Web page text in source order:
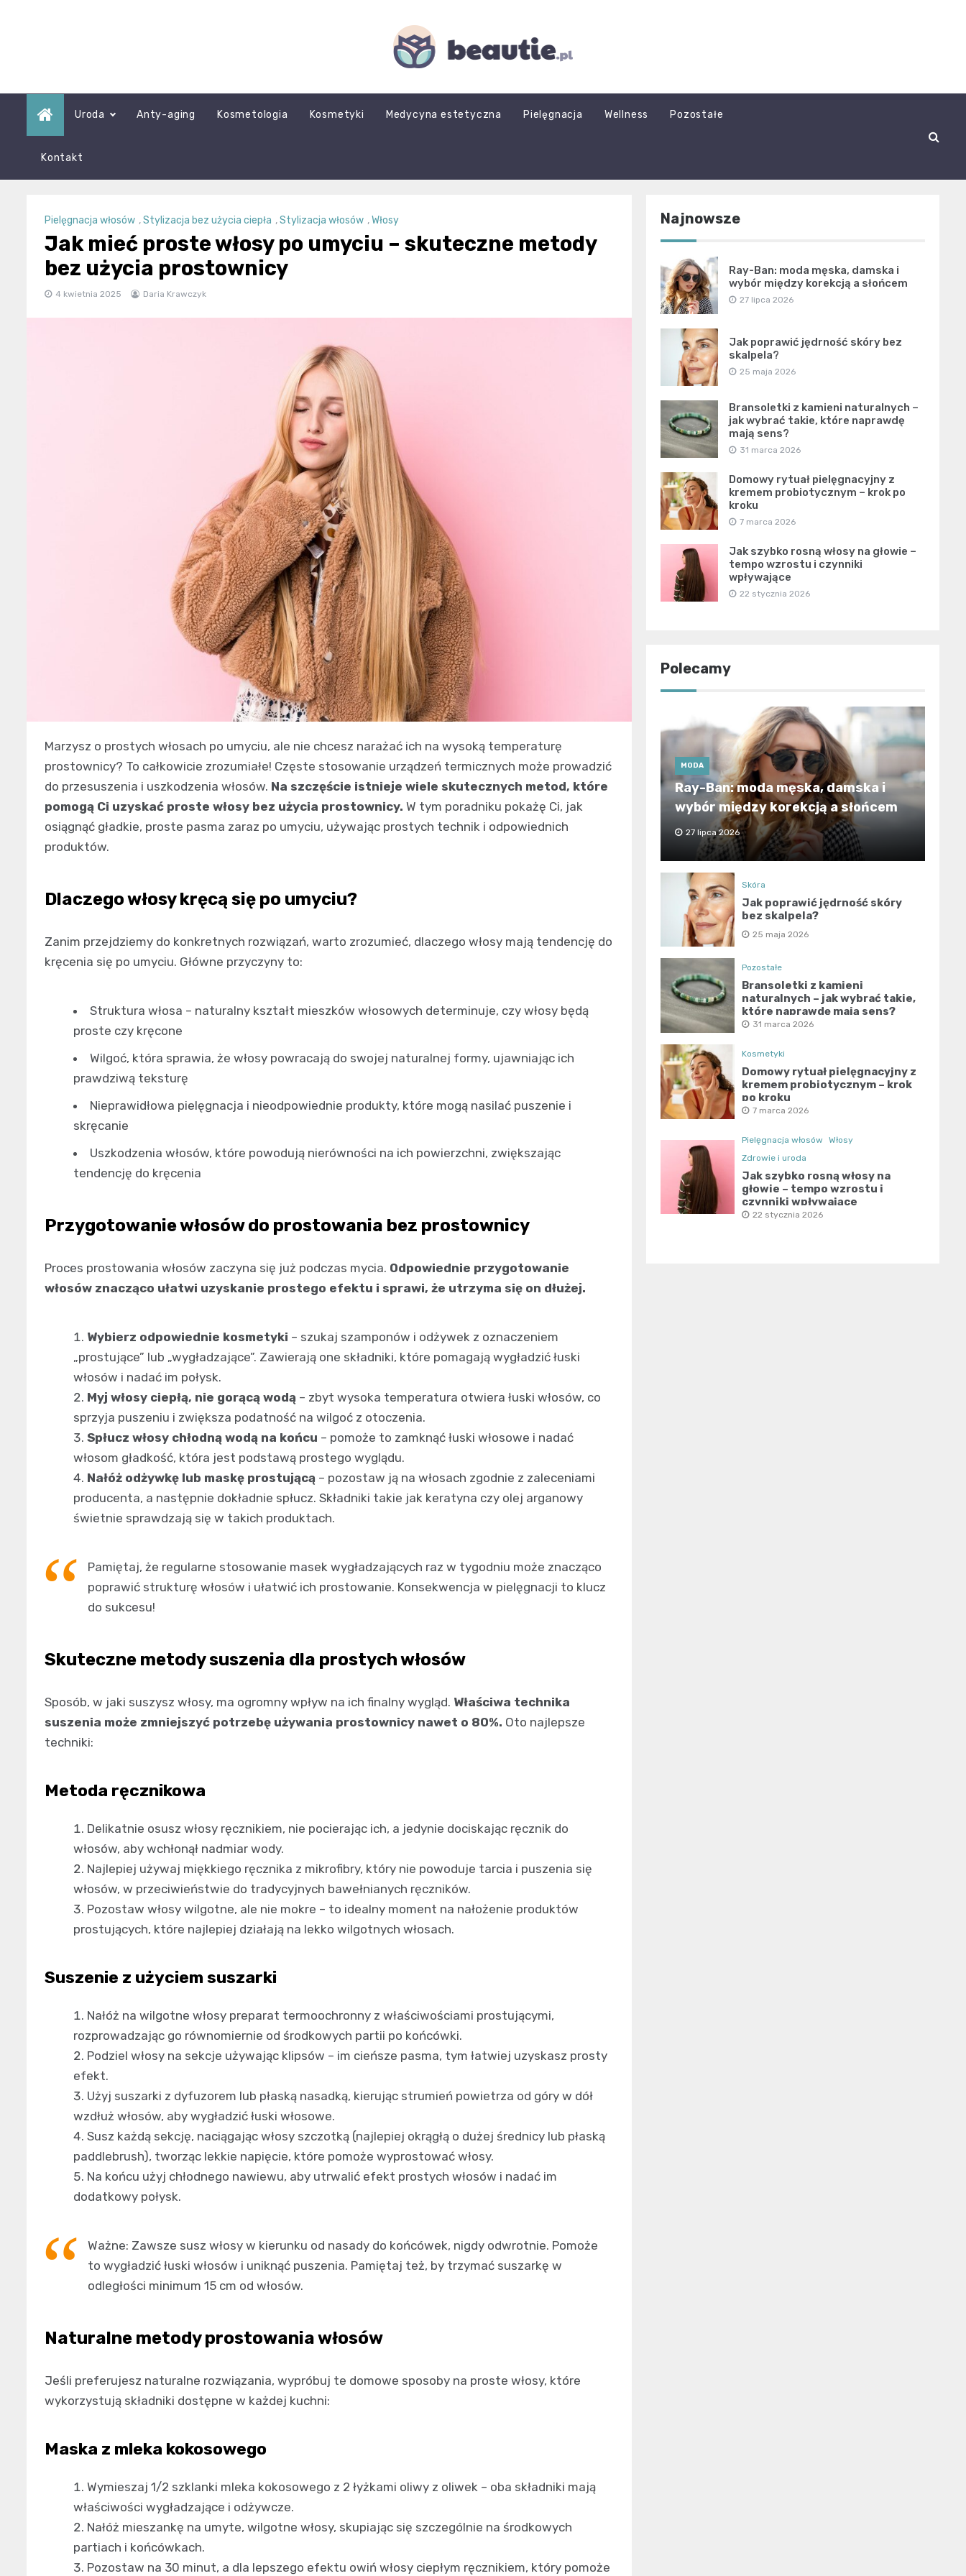
beautie.pl
Uroda Anty-aging Kosmetologia Kosmetyki Medycyna estetyczna Pielęgnacja Wellness Pozostałe
Kontakt
Pielęgnacja włosów ,Stylizacja bez użycia ciepła ,Stylizacja włosów ,Włosy
Jak mieć proste włosy po umyciu – skuteczne metody
bez użycia prostownicy
4 kwietnia 2025 Daria Krawczyk
Marzysz o prostych włosach po umyciu, ale nie chcesz narażać ich na wysoką temperaturę
prostownicy? To całkowicie zrozumiałe! Częste stosowanie urządzeń termicznych może prowadzić
do przesuszenia i uszkodzenia włosów. Na szczęście istnieje wiele skutecznych metod, które
pomogą Ci uzyskać proste włosy bez użycia prostownicy. W tym poradniku pokażę Ci, jak
osiągnąć gładkie, proste pasma zaraz po umyciu, używając prostych technik i odpowiednich
produktów.
Dlaczego włosy kręcą się po umyciu?
Zanim przejdziemy do konkretnych rozwiązań, warto zrozumieć, dlaczego włosy mają tendencję do
kręcenia się po umyciu. Główne przyczyny to:
Struktura włosa – naturalny kształt mieszków włosowych determinuje, czy włosy będą
proste czy kręcone
Wilgoć, która sprawia, że włosy powracają do swojej naturalnej formy, ujawniając ich
prawdziwą teksturę
Nieprawidłowa pielęgnacja i nieodpowiednie produkty, które mogą nasilać puszenie i
skręcanie
Uszkodzenia włosów, które powodują nierówności na ich powierzchni, zwiększając
tendencję do kręcenia
Przygotowanie włosów do prostowania bez prostownicy
Proces prostowania włosów zaczyna się już podczas mycia. Odpowiednie przygotowanie
włosów znacząco ułatwi uzyskanie prostego efektu i sprawi, że utrzyma się on dłużej.
Wybierz odpowiednie kosmetyki – szukaj szamponów i odżywek z oznaczeniem
„prostujące” lub „wygładzające”. Zawierają one składniki, które pomagają wygładzić łuski
włosów i nadać im połysk.
Myj włosy ciepłą, nie gorącą wodą – zbyt wysoka temperatura otwiera łuski włosów, co
sprzyja puszeniu i zwiększa podatność na wilgoć z otoczenia.
Spłucz włosy chłodną wodą na końcu – pomoże to zamknąć łuski włosowe i nadać
włosom gładkość, która jest podstawą prostego wyglądu.
Nałóż odżywkę lub maskę prostującą – pozostaw ją na włosach zgodnie z zaleceniami
producenta, a następnie dokładnie spłucz. Składniki takie jak keratyna czy olej arganowy
świetnie sprawdzają się w takich produktach.
Pamiętaj, że regularne stosowanie masek wygładzających raz w tygodniu może znacząco
poprawić strukturę włosów i ułatwić ich prostowanie. Konsekwencja w pielęgnacji to klucz
do sukcesu!
Skuteczne metody suszenia dla prostych włosów
Sposób, w jaki suszysz włosy, ma ogromny wpływ na ich finalny wygląd. Właściwa technika
suszenia może zmniejszyć potrzebę używania prostownicy nawet o 80%. Oto najlepsze
techniki:
Metoda ręcznikowa
Delikatnie osusz włosy ręcznikiem, nie pocierając ich, a jedynie dociskając ręcznik do
włosów, aby wchłonął nadmiar wody.
Najlepiej używaj miękkiego ręcznika z mikrofibry, który nie powoduje tarcia i puszenia się
włosów, w przeciwieństwie do tradycyjnych bawełnianych ręczników.
Pozostaw włosy wilgotne, ale nie mokre – to idealny moment na nałożenie produktów
prostujących, które najlepiej działają na lekko wilgotnych włosach.
Suszenie z użyciem suszarki
Nałóż na wilgotne włosy preparat termoochronny z właściwościami prostującymi,
rozprowadzając go równomiernie od środkowych partii po końcówki.
Podziel włosy na sekcje używając klipsów – im cieńsze pasma, tym łatwiej uzyskasz prosty
efekt.
Użyj suszarki z dyfuzorem lub płaską nasadką, kierując strumień powietrza od góry w dół
wzdłuż włosów, aby wygładzić łuski włosowe.
Susz każdą sekcję, naciągając włosy szczotką (najlepiej okrągłą o dużej średnicy lub płaską
paddlebrush), tworząc lekkie napięcie, które pomoże wyprostować włosy.
Na końcu użyj chłodnego nawiewu, aby utrwalić efekt prostych włosów i nadać im
dodatkowy połysk.
Ważne: Zawsze susz włosy w kierunku od nasady do końcówek, nigdy odwrotnie. Pomoże
to wygładzić łuski włosów i uniknąć puszenia. Pamiętaj też, by trzymać suszarkę w
odległości minimum 15 cm od włosów.
Naturalne metody prostowania włosów
Jeśli preferujesz naturalne rozwiązania, wypróbuj te domowe sposoby na proste włosy, które
wykorzystują składniki dostępne w każdej kuchni:
Maska z mleka kokosowego
Wymieszaj 1/2 szklanki mleka kokosowego z 2 łyżkami oliwy z oliwek – oba składniki mają
właściwości wygładzające i odżywcze.
Nałóż mieszankę na umyte, wilgotne włosy, skupiając się szczególnie na środkowych
partiach i końcówkach.
Pozostaw na 30 minut, a dla lepszego efektu owiń włosy ciepłym ręcznikiem, który pomoże
Najnowsze
Ray-Ban: moda męska, damska i
wybór między korekcją a słońcem
27 lipca 2026
Jak poprawić jędrność skóry bez
skalpela?
25 maja 2026
Bransoletki z kamieni naturalnych –
jak wybrać takie, które naprawdę
mają sens?
31 marca 2026
Domowy rytuał pielęgnacyjny z
kremem probiotycznym – krok po
kroku
7 marca 2026
Jak szybko rosną włosy na głowie –
tempo wzrostu i czynniki
wpływające
22 stycznia 2026
Polecamy
MODA
Ray-Ban: moda męska, damska i
wybór między korekcją a słońcem
27 lipca 2026
Skóra
Jak poprawić jędrność skóry
bez skalpela?
25 maja 2026
Pozostałe
Bransoletki z kamieni
naturalnych – jak wybrać takie,
które naprawdę mają sens?
31 marca 2026
Kosmetyki
Domowy rytuał pielęgnacyjny z
kremem probiotycznym – krok
po kroku
7 marca 2026
Pielęgnacja włosów
Włosy
Zdrowie i uroda
Jak szybko rosną włosy na
głowie – tempo wzrostu i
czynniki wpływające
22 stycznia 2026